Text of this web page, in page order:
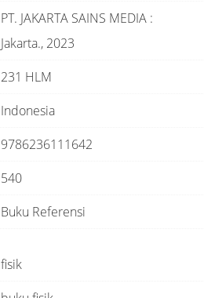
PT. JAKARTA SAINS MEDIA :
Jakarta., 2023
231 HLM
Indonesia
9786236111642
540
Buku Referensi
fisik